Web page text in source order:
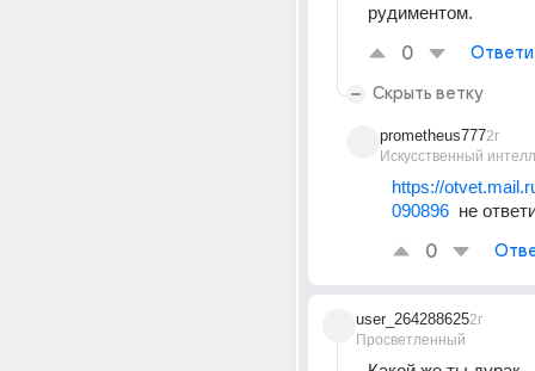
рудиментом.
0
Скрыть ветку
prometheus777
Искусственный
2г
https://
090896
не
0
user_264288625
Просветленный
2г